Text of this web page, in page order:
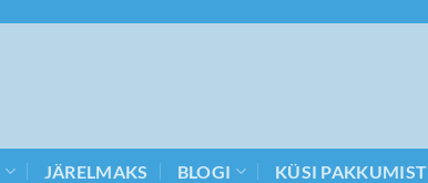
JÄRELMAKS BLOGI KÜSI PAKKUMIST